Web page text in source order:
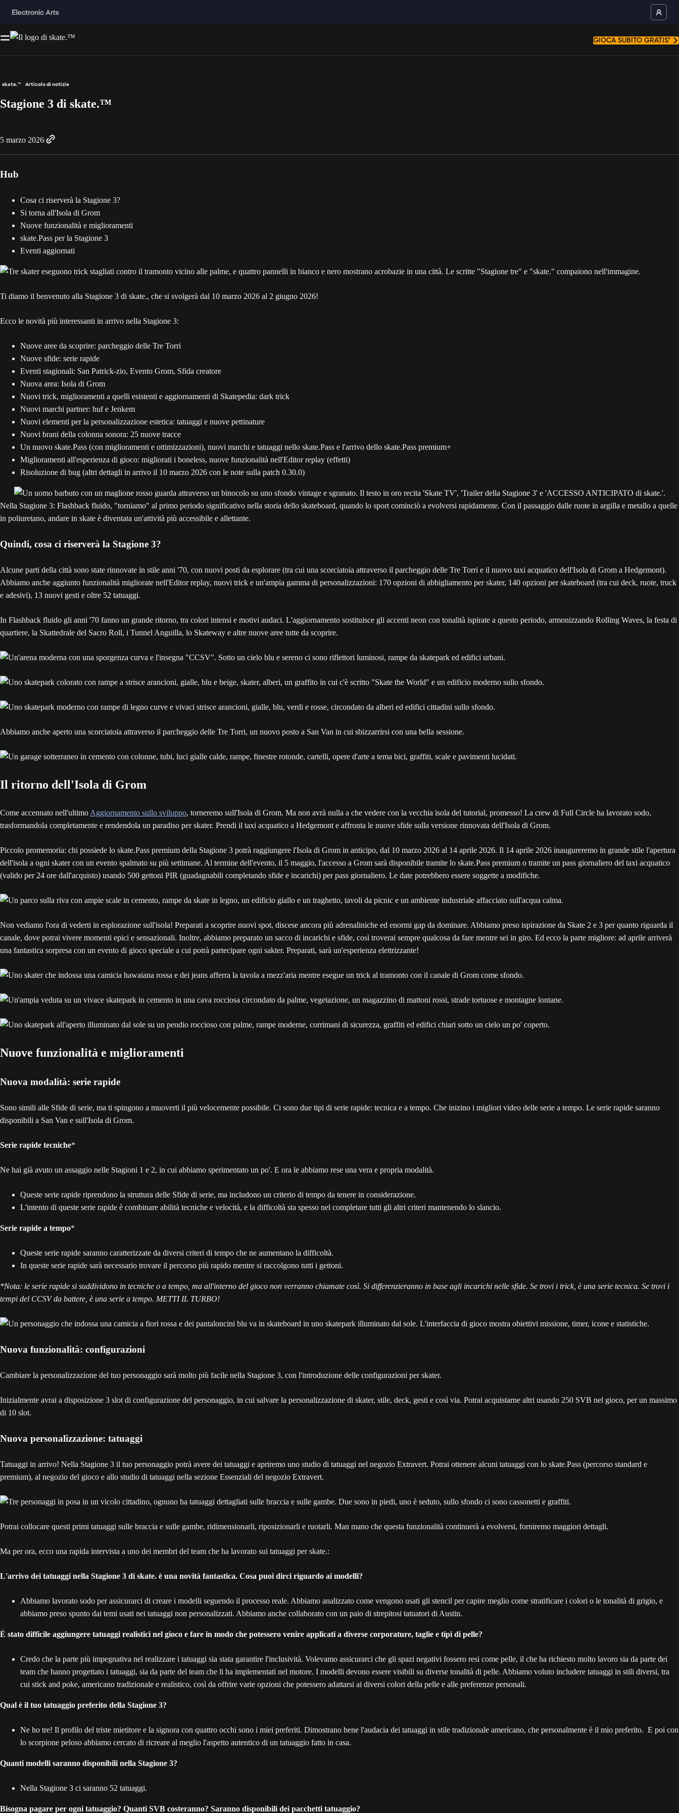
GIOCA SUBITO GRATIS*
skate.™ Articolo di notizie
Stagione 3 di skate.™
5 marzo 2026
Hub
Cosa ci riserverà la Stagione 3?
Si torna all'Isola di Grom
Nuove funzionalità e miglioramenti
skate.Pass per la Stagione 3
Eventi aggiornati
Ti diamo il benvenuto alla Stagione 3 di skate., che si svolgerà dal 10 marzo 2026 al 2 giugno 2026!
Ecco le novità più interessanti in arrivo nella Stagione 3:
Nuove aree da scoprire: parcheggio delle Tre Torri
Nuove sfide: serie rapide
Eventi stagionali: San Patrick-zio, Evento Grom, Sfida creatore
Nuova area: Isola di Grom
Nuovi trick, miglioramenti a quelli esistenti e aggiornamenti di Skatepedia: dark trick
Nuovi marchi partner: huf e Jenkem
Nuovi elementi per la personalizzazione estetica: tatuaggi e nuove pettinature
Nuovi brani della colonna sonora: 25 nuove tracce
Un nuovo skate.Pass (con miglioramenti e ottimizzazioni), nuovi marchi e tatuaggi nello skate.Pass e l'arrivo dello skate.Pass premium+
Miglioramenti all'esperienza di gioco: migliorati i boneless, nuove funzionalità nell'Editor replay (effetti)
Risoluzione di bug (altri dettagli in arrivo il 10 marzo 2026 con le note sulla patch 0.30.0)
Nella Stagione 3: Flashback fluido, "torniamo" al primo periodo significativo nella storia dello skateboard, quando lo sport cominciò a evolversi rapidamente. Con il passaggio dalle ruote in argilla e metallo a quelle
in poliuretano, andare in skate è diventata un'attività più accessibile e allettante.
Quindi, cosa ci riserverà la Stagione 3?
Alcune parti della città sono state rinnovate in stile anni '70, con nuovi posti da esplorare (tra cui una scorciatoia attraverso il parcheggio delle Tre Torri e il nuovo taxi acquatico dell'Isola di Grom a Hedgemont).
Abbiamo anche aggiunto funzionalità migliorate nell'Editor replay, nuovi trick e un'ampia gamma di personalizzazioni: 170 opzioni di abbigliamento per skater, 140 opzioni per skateboard (tra cui deck, ruote, truck
e adesivi), 13 nuovi gesti e oltre 52 tatuaggi.
In Flashback fluido gli anni '70 fanno un grande ritorno, tra colori intensi e motivi audaci. L'aggiornamento sostituisce gli accenti neon con tonalità ispirate a questo periodo, armonizzando Rolling Waves, la festa di
quartiere, la Skattedrale del Sacro Roll, i Tunnel Anguilla, lo Skateway e altre nuove aree tutte da scoprire.
Abbiamo anche aperto una scorciatoia attraverso il parcheggio delle Tre Torri, un nuovo posto a San Van in cui sbizzarrirsi con una bella sessione.
Il ritorno dell'Isola di Grom
Come accennato nell'ultimo Aggiornamento sullo sviluppo, torneremo sull'Isola di Grom. Ma non avrà nulla a che vedere con la vecchia isola del tutorial, promesso! La crew di Full Circle ha lavorato sodo,
trasformandola completamente e rendendola un paradiso per skater. Prendi il taxi acquatico a Hedgemont e affronta le nuove sfide sulla versione rinnovata dell'Isola di Grom.
Piccolo promemoria: chi possiede lo skate.Pass premium della Stagione 3 potrà raggiungere l'Isola di Grom in anticipo, dal 10 marzo 2026 al 14 aprile 2026. Il 14 aprile 2026 inaugureremo in grande stile l'apertura
dell'isola a ogni skater con un evento spalmato su più settimane. Al termine dell'evento, il 5 maggio, l'accesso a Grom sarà disponibile tramite lo skate.Pass premium o tramite un pass giornaliero del taxi acquatico
(valido per 24 ore dall'acquisto) usando 500 gettoni PIR (guadagnabili completando sfide e incarichi) per pass giornaliero. Le date potrebbero essere soggette a modifiche.
Non vediamo l'ora di vederti in esplorazione sull'isola! Preparati a scoprire nuovi spot, discese ancora più adrenaliniche ed enormi gap da dominare. Abbiamo preso ispirazione da Skate 2 e 3 per quanto riguarda il
canale, dove potrai vivere momenti epici e sensazionali. Inoltre, abbiamo preparato un sacco di incarichi e sfide, così troverai sempre qualcosa da fare mentre sei in giro. Ed ecco la parte migliore: ad aprile arriverà
una fantastica sorpresa con un evento di gioco speciale a cui potrà partecipare ogni sakter. Preparati, sarà un'esperienza elettrizzante!
Nuove funzionalità e miglioramenti
Nuova modalità: serie rapide
Sono simili alle Sfide di serie, ma ti spingono a muoverti il più velocemente possibile. Ci sono due tipi di serie rapide: tecnica e a tempo. Che inizino i migliori video delle serie a tempo. Le serie rapide saranno
disponibili a San Van e sull'Isola di Grom.
Serie rapide tecniche*
Ne hai già avuto un assaggio nelle Stagioni 1 e 2, in cui abbiamo sperimentato un po'. E ora le abbiamo rese una vera e propria modalità.
Queste serie rapide riprendono la struttura delle Sfide di serie, ma includono un criterio di tempo da tenere in considerazione.
L'intento di queste serie rapide è combinare abilità tecniche e velocità, e la difficoltà sta spesso nel completare tutti gli altri criteri mantenendo lo slancio.
Serie rapide a tempo*
Queste serie rapide saranno caratterizzate da diversi criteri di tempo che ne aumentano la difficoltà.
In queste serie rapide sarà necessario trovare il percorso più rapido mentre si raccolgono tutti i gettoni.
*Nota: le serie rapide si suddividono in tecniche o a tempo, ma all'interno del gioco non verranno chiamate così. Si differenzieranno in base agli incarichi nelle sfide. Se trovi i trick, è una serie tecnica. Se trovi i
tempi del CCSV da battere, è una serie a tempo. METTI IL TURBO!
Nuova funzionalità: configurazioni
Cambiare la personalizzazione del tuo personaggio sarà molto più facile nella Stagione 3, con l'introduzione delle configurazioni per skater.
Inizialmente avrai a disposizione 3 slot di configurazione del personaggio, in cui salvare la personalizzazione di skater, stile, deck, gesti e così via. Potrai acquistarne altri usando 250 SVB nel gioco, per un massimo
di 10 slot.
Nuova personalizzazione: tatuaggi
Tatuaggi in arrivo! Nella Stagione 3 il tuo personaggio potrà avere dei tatuaggi e apriremo uno studio di tatuaggi nel negozio Extravert. Potrai ottenere alcuni tatuaggi con lo skate.Pass (percorso standard e
premium), al negozio del gioco e allo studio di tatuaggi nella sezione Essenziali del negozio Extravert.
Potrai collocare questi primi tatuaggi sulle braccia e sulle gambe, ridimensionarli, riposizionarli e ruotarli. Man mano che questa funzionalità continuerà a evolversi, forniremo maggiori dettagli.
Ma per ora, ecco una rapida intervista a uno dei membri del team che ha lavorato sui tatuaggi per skate.:
L'arrivo dei tatuaggi nella Stagione 3 di skate. è una novità fantastica. Cosa puoi dirci riguardo ai modelli?
Abbiamo lavorato sodo per assicurarci di creare i modelli seguendo il processo reale. Abbiamo analizzato come vengono usati gli stencil per capire meglio come stratificare i colori o le tonalità di grigio, e
abbiamo preso spunto dai temi usati nei tatuaggi non personalizzati. Abbiamo anche collaborato con un paio di strepitosi tatuatori di Austin.
È stato difficile aggiungere tatuaggi realistici nel gioco e fare in modo che potessero venire applicati a diverse corporature, taglie e tipi di pelle?
Credo che la parte più impegnativa nel realizzare i tatuaggi sia stata garantire l'inclusività. Volevamo assicurarci che gli spazi negativi fossero resi come pelle, il che ha richiesto molto lavoro sia da parte dei
team che hanno progettato i tatuaggi, sia da parte del team che li ha implementati nel motore. I modelli devono essere visibili su diverse tonalità di pelle. Abbiamo voluto includere tatuaggi in stili diversi, tra
cui stick and poke, americano tradizionale e realistico, così da offrire varie opzioni che potessero adattarsi ai diversi colori della pelle e alle preferenze personali.
Qual è il tuo tatuaggio preferito della Stagione 3?
Ne ho tre! Il profilo del triste mietitore e la signora con quattro occhi sono i miei preferiti. Dimostrano bene l'audacia dei tatuaggi in stile tradizionale americano, che personalmente è il mio preferito. E poi con
lo scorpione peloso abbiamo cercato di ricreare al meglio l'aspetto autentico di un tatuaggio fatto in casa.
Quanti modelli saranno disponibili nella Stagione 3?
Nella Stagione 3 ci saranno 52 tatuaggi.
Bisogna pagare per ogni tatuaggio? Quanti SVB costeranno? Saranno disponibili dei pacchetti tatuaggio?